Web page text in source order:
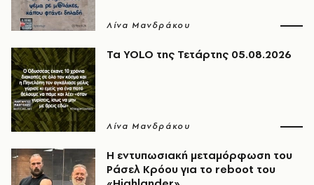
Λίνα Μανδράκου
Τα YOLO της Τετάρτης 05.08.2026
Λίνα Μανδράκου
Η εντυπωσιακή μεταμόρφωση του
Ράσελ Κρόου για το reboot του